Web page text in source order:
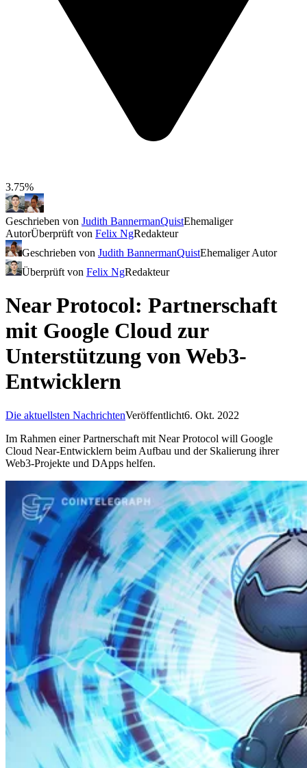
3.75%
Geschrieben von Judith BannermanQuistEhemaliger
AutorÜberprüft von Felix NgRedakteur
Geschrieben von Judith BannermanQuistEhemaliger Autor
Überprüft von Felix NgRedakteur
Near Protocol: Partnerschaft
mit Google Cloud zur
Unterstützung von Web3-
Entwicklern
Die aktuellsten NachrichtenVeröffentlicht6. Okt. 2022
Im Rahmen einer Partnerschaft mit Near Protocol will Google
Cloud Near-Entwicklern beim Aufbau und der Skalierung ihrer
Web3-Projekte und DApps helfen.